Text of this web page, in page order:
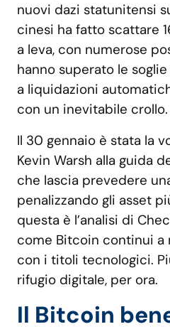
nuovi dazi statunitensi
cinesi ha fatto scattare
a leva, con numerose
hanno superato le
a liquidazioni
con un inevitabile crollo.
Il 30 gennaio è stata la
Kevin Warsh alla guida
che lascia prevedere
penalizzando gli asset
questa è l’analisi di
come Bitcoin continui a
con i titoli tecnologici.
rifugio digitale, per ora.
Il Bitcoin